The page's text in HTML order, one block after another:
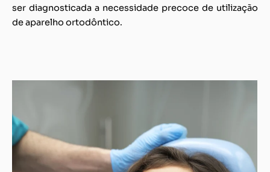
ser diagnosticada a necessidade precoce de utilização
de aparelho ortodôntico.